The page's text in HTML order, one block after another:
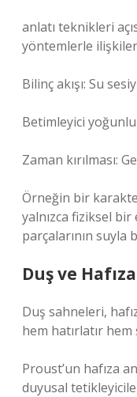
anlatı teknikleri
yöntemlerle
Bilinç akışı: Su
Betimleyici
Zaman kırılması:
Örneğin bir
yalnızca fiziksel
parçalarının suyla
Duş ve
Duş sahneleri,
hem hatırlatır hem
Proust’un hafıza
duyusal